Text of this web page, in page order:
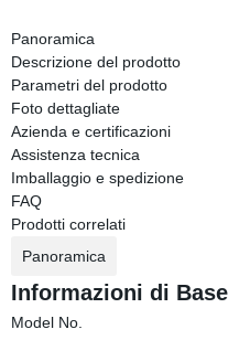
Panoramica
Descrizione del prodotto
Parametri del prodotto
Foto dettagliate
Azienda e certificazioni
Assistenza tecnica
Imballaggio e spedizione
FAQ
Prodotti correlati
Panoramica
Informazioni di
Model No.